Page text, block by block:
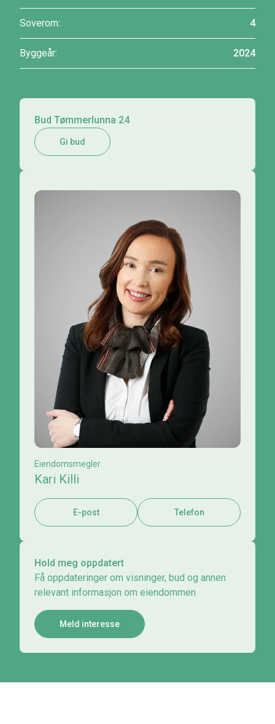
Soverom: 4
Byggeår: 2024
Bud Tømmerlunna 24
Gi bud
Eiendomsmegler
Kari Killi
E-post Telefon
Hold meg oppdatert
Få oppdateringer om visninger, bud og annen
relevant informasjon om eiendommen
Meld interesse